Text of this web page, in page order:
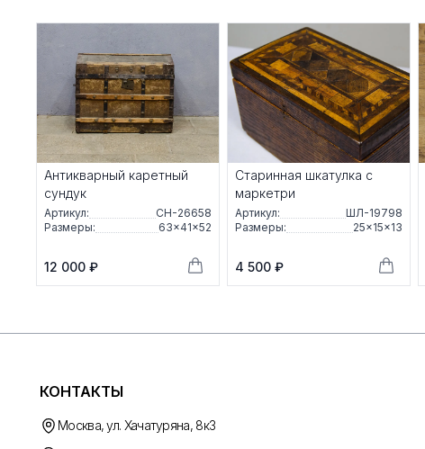
Антикварный каретный
сундук
Артикул:
СН-26658
Размеры:
63×41×52
12 000 ₽
Старинная шкатулка с
маркетри
Артикул:
ШЛ-19798
Размеры:
25×15×13
4 500 ₽
КОНТАКТЫ
Москва, ул. Хачатуряна, 8к3